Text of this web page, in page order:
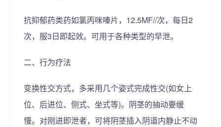
抗抑郁药类药如氯丙咪嗪片，12.5MF//次，每日2
次，服3日即起效。可用于各种类型的早泄。
二、行为疗法
变换性交方式，多采用几个姿式完成性交(如女上
位、后进位、侧式、坐式等)。阴茎的抽动要缓
慢。对刚进即泄者，可将阴茎插入阴道内静止不动